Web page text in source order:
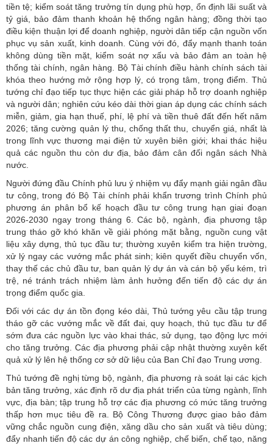
tiền tệ; kiểm soát tăng trưởng tín dụng phù hợp, ổn định lãi suất và
tỷ giá, bảo đảm thanh khoản hệ thống ngân hàng; đồng thời tạo
điều kiện thuận lợi để doanh nghiệp, người dân tiếp cận nguồn vốn
phục vụ sản xuất, kinh doanh. Cùng với đó, đẩy mạnh thanh toán
không dùng tiền mặt, kiểm soát nợ xấu và bảo đảm an toàn hệ
thống tài chính, ngân hàng. Bộ Tài chính điều hành chính sách tài
khóa theo hướng mở rộng hợp lý, có trọng tâm, trọng điểm. Thủ
tướng chỉ đạo tiếp tục thực hiện các giải pháp hỗ trợ doanh nghiệp
và người dân; nghiên cứu kéo dài thời gian áp dụng các chính sách
miễn, giảm, gia hạn thuế, phí, lệ phí và tiền thuê đất đến hết năm
2026; tăng cường quản lý thu, chống thất thu, chuyển giá, nhất là
trong lĩnh vực thương mại điện tử xuyên biên giới; khai thác hiệu
quả các nguồn thu còn dư địa, bảo đảm cân đối ngân sách Nhà
nước.
Người đứng đầu Chính phủ lưu ý nhiệm vụ đẩy mạnh giải ngân đầu
tư công, trong đó Bộ Tài chính phải khẩn trương trình Chính phủ
phương án phân bổ kế hoạch đầu tư công trung hạn giai đoạn
2026-2030 ngay trong tháng 6. Các bộ, ngành, địa phương tập
trung tháo gỡ khó khăn về giải phóng mặt bằng, nguồn cung vật
liệu xây dựng, thủ tục đầu tư; thường xuyên kiểm tra hiện trường,
xử lý ngay các vướng mắc phát sinh; kiên quyết điều chuyển vốn,
thay thế các chủ đầu tư, ban quản lý dự án và cán bộ yếu kém, trì
trệ, né tránh trách nhiệm làm ảnh hưởng đến tiến độ các dự án
trọng điểm quốc gia.
Đối với các dự án tồn đọng kéo dài, Thủ tướng yêu cầu tập trung
tháo gỡ các vướng mắc về đất đai, quy hoạch, thủ tục đầu tư để
sớm đưa các nguồn lực vào khai thác, sử dụng, tạo động lực mới
cho tăng trưởng. Các địa phương phải cập nhật thường xuyên kết
quả xử lý lên hệ thống cơ sở dữ liệu của Ban Chỉ đạo Trung ương.
Thủ tướng đề nghị từng bộ, ngành, địa phương rà soát lại các kịch
bản tăng trưởng, xác định rõ dư địa phát triển của từng ngành, lĩnh
vực, địa bàn; tập trung hỗ trợ các địa phương có mức tăng trưởng
thấp hơn mục tiêu đề ra. Bộ Công Thương được giao bảo đảm
vững chắc nguồn cung điện, xăng dầu cho sản xuất và tiêu dùng;
đẩy nhanh tiến độ các dự án công nghiệp, chế biến, chế tạo, năng